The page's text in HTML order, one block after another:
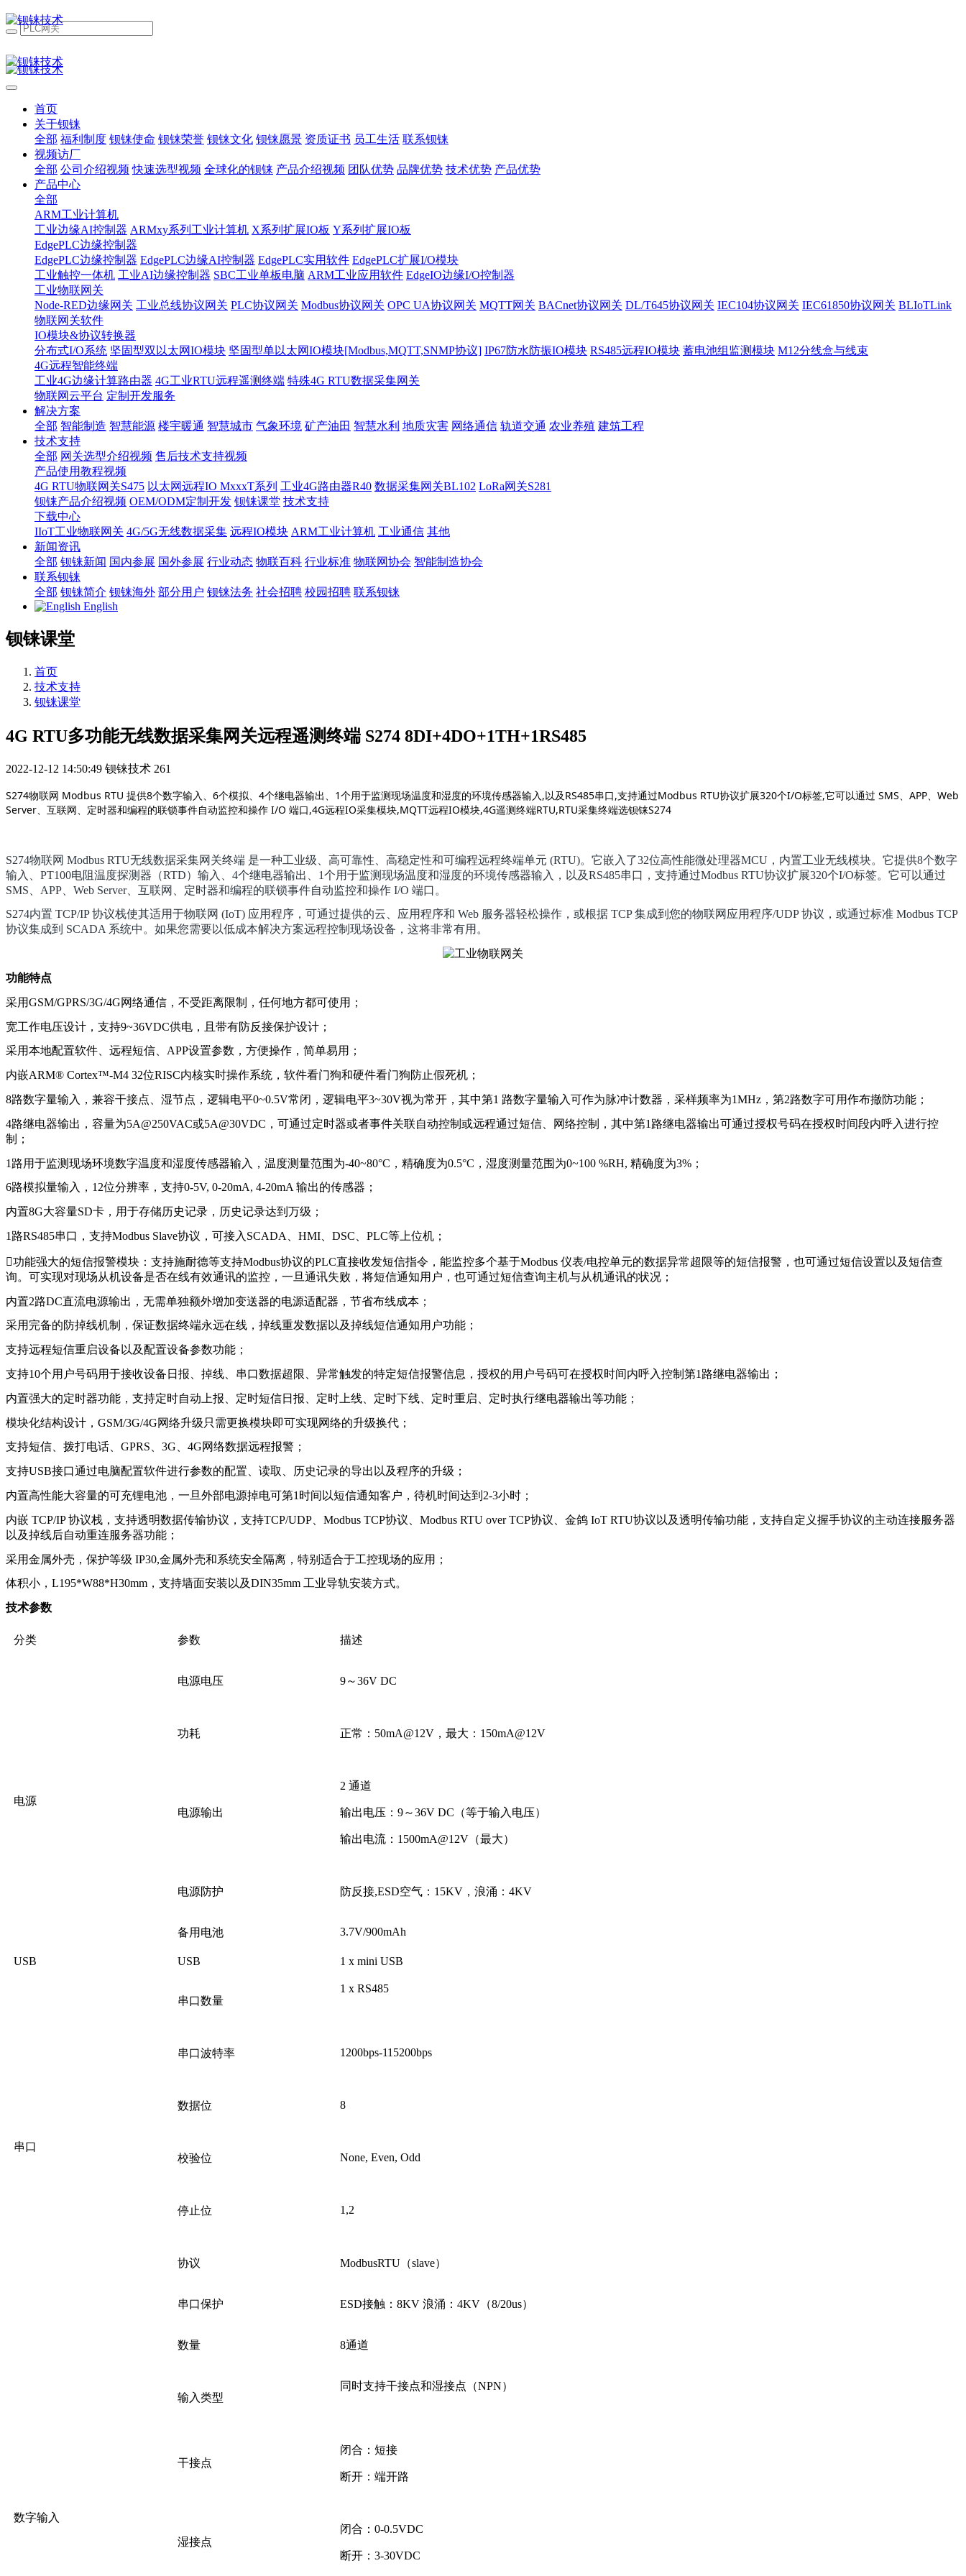
首页
关于钡铼
全部 福利制度 钡铼使命 钡铼荣誉 钡铼文化 钡铼愿景 资质证书 员工生活 联系钡铼
视频访厂
全部 公司介绍视频 快速选型视频 全球化的钡铼 产品介绍视频 团队优势 品牌优势 技术优势 产品优势
产品中心
全部
ARM工业计算机
工业边缘AI控制器 ARMxy系列工业计算机 X系列扩展IO板 Y系列扩展IO板
EdgePLC边缘控制器
EdgePLC边缘控制器 EdgePLC边缘AI控制器 EdgePLC实用软件 EdgePLC扩展I/O模块
工业触控一体机 工业AI边缘控制器 SBC工业单板电脑 ARM工业应用软件 EdgeIO边缘I/O控制器
工业物联网关
Node-RED边缘网关 工业总线协议网关 PLC协议网关 Modbus协议网关 OPC UA协议网关 MQTT网关 BACnet协议网关 DL/T645协议网关 IEC104协议网关 IEC61850协议网关 BLIoTLink
物联网关软件
IO模块&协议转换器
分布式I/O系统 坚固型双以太网IO模块 坚固型单以太网IO模块[Modbus,MQTT,SNMP协议] IP67防水防振IO模块 RS485远程IO模块 蓄电池组监测模块 M12分线盒与线束
4G远程智能终端
工业4G边缘计算路由器 4G工业RTU远程遥测终端 特殊4G RTU数据采集网关
物联网云平台 定制开发服务
解决方案
全部 智能制造 智慧能源 楼宇暖通 智慧城市 气象环境 矿产油田 智慧水利 地质灾害 网络通信 轨道交通 农业养殖 建筑工程
技术支持
全部 网关选型介绍视频 售后技术支持视频
产品使用教程视频
4G RTU物联网关S475 以太网远程IO MxxxT系列 工业4G路由器R40 数据采集网关BL102 LoRa网关S281
钡铼产品介绍视频 OEM/ODM定制开发 钡铼课堂 技术支持
下载中心
IIoT工业物联网关 4G/5G无线数据采集 远程IO模块 ARM工业计算机 工业通信 其他
新闻资讯
全部 钡铼新闻 国内参展 国外参展 行业动态 物联百科 行业标准 物联网协会 智能制造协会
联系钡铼
全部 钡铼简介 钡铼海外 部分用户 钡铼法务 社会招聘 校园招聘 联系钡铼
English
钡铼课堂
首页
技术支持
钡铼课堂
4G RTU多功能无线数据采集网关远程遥测终端 S274 8DI+4DO+1TH+1RS485
2022-12-12 14:50:49 钡铼技术 261
S274物联网 Modbus RTU 提供8个数字输入、6个模拟、4个继电器输出、1个用于监测现场温度和湿度的环境传感器输入,以及RS485串口,支持通过Modbus RTU协议扩展320个I/O标签,它可以通过 SMS、APP、Web
Server、互联网、定时器和编程的联锁事件自动监控和操作 I/O 端口,4G远程IO采集模块,MQTT远程IO模块,4G遥测终端RTU,RTU采集终端选钡铼S274
S274物联网 Modbus RTU无线数据采集网关终端 是一种工业级、高可靠性、高稳定性和可编程远程终端单元 (RTU)。它嵌入了32位高性能微处理器MCU，内置工业无线模块。它提供8个数字
输入、PT100电阻温度探测器（RTD）输入、4个继电器输出、1个用于监测现场温度和湿度的环境传感器输入，以及RS485串口，支持通过Modbus RTU协议扩展320个I/O标签。它可以通过
SMS、APP、Web Server、互联网、定时器和编程的联锁事件自动监控和操作 I/O 端口。
S274内置 TCP/IP 协议栈使其适用于物联网 (IoT) 应用程序，可通过提供的云、应用程序和 Web 服务器轻松操作，或根据 TCP 集成到您的物联网应用程序/UDP 协议，或通过标准 Modbus TCP
协议集成到 SCADA 系统中。如果您需要以低成本解决方案远程控制现场设备，这将非常有用。
功能特点
采用GSM/GPRS/3G/4G网络通信，不受距离限制，任何地方都可使用；
宽工作电压设计，支持9~36VDC供电，且带有防反接保护设计；
采用本地配置软件、远程短信、APP设置参数，方便操作，简单易用；
内嵌ARM® Cortex™-M4 32位RISC内核实时操作系统，软件看门狗和硬件看门狗防止假死机；
8路数字量输入，兼容干接点、湿节点，逻辑电平0~0.5V常闭，逻辑电平3~30V视为常开，其中第1 路数字量输入可作为脉冲计数器，采样频率为1MHz，第2路数字可用作布撤防功能；
4路继电器输出，容量为5A@250VAC或5A@30VDC，可通过定时器或者事件关联自动控制或远程通过短信、网络控制，其中第1路继电器输出可通过授权号码在授权时间段内呼入进行控
制；
1路用于监测现场环境数字温度和湿度传感器输入，温度测量范围为-40~80°C，精确度为0.5°C，湿度测量范围为0~100 %RH, 精确度为3%；
6路模拟量输入，12位分辨率，支持0-5V, 0-20mA, 4-20mA 输出的传感器；
内置8G大容量SD卡，用于存储历史记录，历史记录达到万级；
1路RS485串口，支持Modbus Slave协议，可接入SCADA、HMI、DSC、PLC等上位机；
功能强大的短信报警模块：支持施耐德等支持Modbus协议的PLC直接收发短信指令，能监控多个基于Modbus 仪表/电控单元的数据异常超限等的短信报警，也可通过短信设置以及短信查
询。可实现对现场从机设备是否在线有效通讯的监控，一旦通讯失败，将短信通知用户，也可通过短信查询主机与从机通讯的状况；
内置2路DC直流电源输出，无需单独额外增加变送器的电源适配器，节省布线成本；
采用完备的防掉线机制，保证数据终端永远在线，掉线重发数据以及掉线短信通知用户功能；
支持远程短信重启设备以及配置设备参数功能；
支持10个用户号码用于接收设备日报、掉线、串口数据超限、异常触发的特定短信报警信息，授权的用户号码可在授权时间内呼入控制第1路继电器输出；
内置强大的定时器功能，支持定时自动上报、定时短信日报、定时上线、定时下线、定时重启、定时执行继电器输出等功能；
模块化结构设计，GSM/3G/4G网络升级只需更换模块即可实现网络的升级换代；
支持短信、拨打电话、GPRS、3G、4G网络数据远程报警；
支持USB接口通过电脑配置软件进行参数的配置、读取、历史记录的导出以及程序的升级；
内置高性能大容量的可充锂电池，一旦外部电源掉电可第1时间以短信通知客户，待机时间达到2-3小时；
内嵌 TCP/IP 协议栈，支持透明数据传输协议，支持TCP/UDP、Modbus TCP协议、Modbus RTU over TCP协议、金鸽 IoT RTU协议以及透明传输功能，支持自定义握手协议的主动连接服务器
以及掉线后自动重连服务器功能；
采用金属外壳，保护等级 IP30,金属外壳和系统安全隔离，特别适合于工控现场的应用；
体积小，L195*W88*H30mm，支持墙面安装以及DIN35mm 工业导轨安装方式。
技术参数
分类 参数 描述
电源
电源电压 9～36V DC
功耗 正常：50mA@12V，最大：150mA@12V
电源输出
2 通道
输出电压：9～36V DC（等于输入电压）
输出电流：1500mA@12V（最大）
电源防护 防反接,ESD空气：15KV，浪涌：4KV
备用电池 3.7V/900mAh
USB USB 1 x mini USB
串口
串口数量
1 x RS485
串口波特率 1200bps-115200bps
数据位 8
校验位 None, Even, Odd
停止位 1,2
协议 ModbusRTU（slave）
串口保护 ESD接触：8KV 浪涌：4KV（8/20us）
数字输入
数量 8通道
输入类型
同时支持干接点和湿接点（NPN）
干接点
闭合：短接
断开：端开路
湿接点
闭合：0-0.5VDC
断开：3-30VDC